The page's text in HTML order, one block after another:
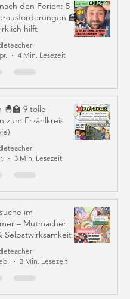
den Ferien: 5
🏫
hilft
4 Min. Lesezeit
🐣🏫 9 tolle
zum Erzählkreis
3 Min. Lesezeit
im
– Mutmacher
Selbstwirksamkeit
3 Min. Lesezeit